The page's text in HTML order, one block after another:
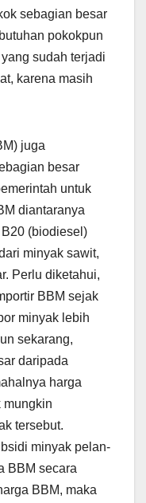
sebagian besar
pokokpun
sudah terjadi
karena masih
juga
besar
untuk
diantaranya
(biodiesel)
minyak sawit,
Perlu diketahui,
BBM sejak
minyak lebih
sekarang,
daripada
harga
mungkin
tersebut.
minyak pelan-
BBM secara
BBM, maka